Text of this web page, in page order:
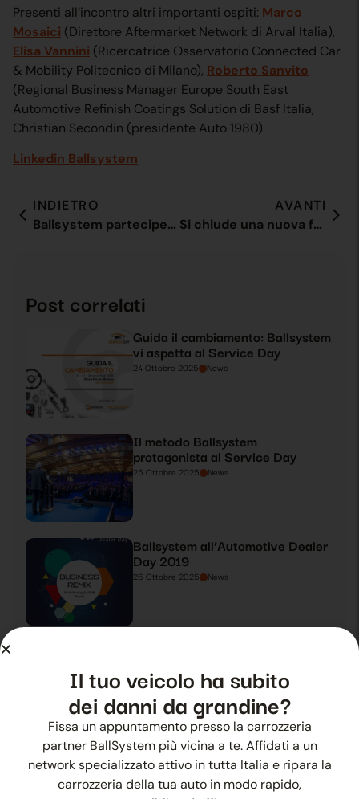
Presenti all’incontro altri importanti ospiti: Marco
Mosaici (Direttore Aftermarket Network di Arval Italia),
Elisa Vannini (Ricercatrice Osservatorio Connected Car
& Mobility Politecnico di Milano), Roberto Sanvito
(Regional Business Manager Europe South East
Automotive Refinish Coatings Solution di Basf Italia,
Christian Secondin (presidente Auto 1980).
Linkedin Ballsystem
INDIETRO
Ballsystem parteciperà all’ECG Conference 2021 a Bruxelles
AVANTI
Si chiude una nuova formazione BS con ospiti d’eccezione
Post correlati
Guida il cambiamento: Ballsystem
vi aspetta al Service Day
24 Ottobre 2025 News
Il metodo Ballsystem
protagonista al Service Day
25 Ottobre 2025 News
Ballsystem all’Automotive Dealer
Day 2019
26 Ottobre 2025 News
27 Ottobre 2025 News
Grandine estiva? C’è Ballsystem
28 Ottobre 2025 News
Il tuo veicolo ha subito
dei danni da grandine?
Fissa un appuntamento presso la carrozzeria
partner BallSystem più vicina a te. Affidati a un
network specializzato attivo in tutta Italia e ripara la
carrozzeria della tua auto in modo rapido,